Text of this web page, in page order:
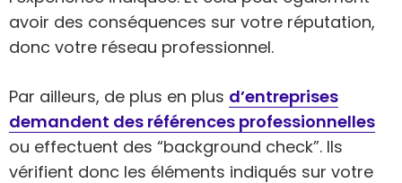
avoir des conséquences sur votre réputation,
donc votre réseau professionnel.
Par ailleurs, de plus en plus d’entreprises
demandent des références professionnelles
ou effectuent des “background check”. Ils
vérifient donc les éléments indiqués sur votre